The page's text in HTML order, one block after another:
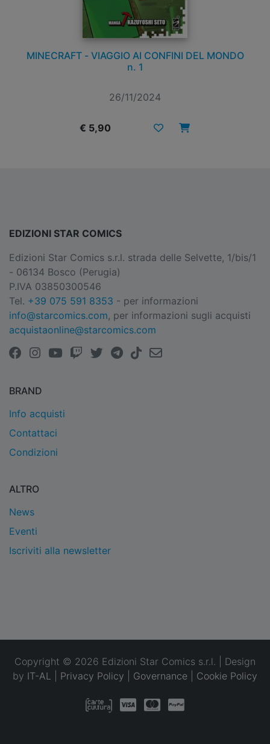
MINECRAFT - VIAGGIO AI CONFINI DEL MONDO
n. 1
26/11/2024
€ 5,90
EDIZIONI STAR COMICS
Edizioni Star Comics s.r.l. strada delle Selvette, 1/bis/1
- 06134 Bosco (Perugia)
P.IVA 03850300546
Tel. +39 075 591 8353 - per informazioni
info@starcomics.com, per informazioni sugli acquisti
acquistaonline@starcomics.com
BRAND
Info acquisti
Contattaci
Condizioni
ALTRO
News
Eventi
Iscriviti alla newsletter
Copyright © 2026 Edizioni Star Comics s.r.l. | Design
by IT-AL Privacy Policy Governance Cookie Policy